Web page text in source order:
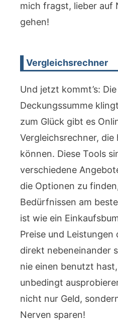
mich fragst, lieber auf
gehen!
Vergleichsrechner
Und jetzt kommt’s:
Deckungssumme
zum Glück gibt es
Vergleichsrechner,
können. Diese Tools
verschiedene
die Optionen zu
Bedürfnissen am
ist wie ein
Preise und Leistungen
direkt nebeneinander
nie einen benutzt
unbedingt
nicht nur Geld,
Nerven sparen!